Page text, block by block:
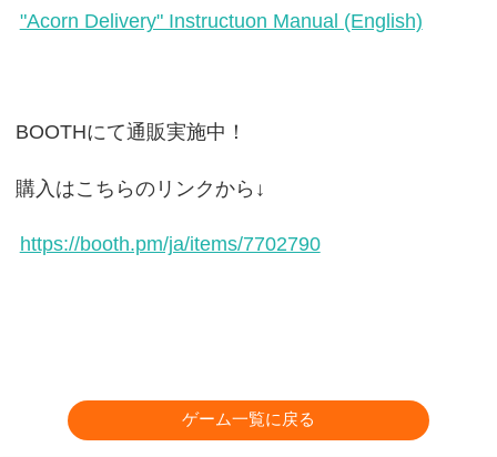
"Acorn Delivery" Instructuon Manual (English)
BOOTHにて通販実施中！
購入はこちらのリンクから↓
https://booth.pm/ja/items/7702790
ゲーム一覧に戻る